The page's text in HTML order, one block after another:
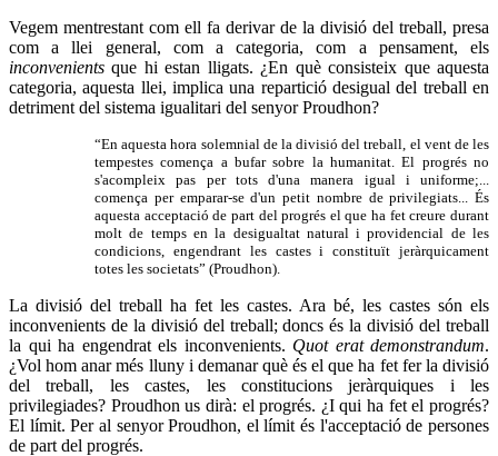
Vegem mentrestant com ell fa derivar de la divisió del treball, presa
com a llei general, com a categoria, com a pensament, els
inconvenients que hi estan lligats. ¿En què consisteix que aquesta
categoria, aquesta llei, implica una repartició desigual del treball en
detriment del sistema igualitari del senyor Proudhon?
“En aquesta hora solemnial de la divisió del treball, el vent de les
tempestes comença a bufar sobre la humanitat. El progrés no
s'acompleix pas per tots d'una manera igual i uniforme;...
comença per emparar-se d'un petit nombre de privilegiats... És
aquesta acceptació de part del progrés el que ha fet creure durant
molt de temps en la desigualtat natural i providencial de les
condicions, engendrant les castes i constituït jeràrquicament
totes les societats” (Proudhon).
La divisió del treball ha fet les castes. Ara bé, les castes són els
inconvenients de la divisió del treball; doncs és la divisió del treball
la qui ha engendrat els inconvenients. Quot erat demonstrandum.
¿Vol hom anar més lluny i demanar què és el que ha fet fer la divisió
del treball, les castes, les constitucions jeràrquiques i les
privilegiades? Proudhon us dirà: el progrés. ¿I qui ha fet el progrés?
El límit. Per al senyor Proudhon, el límit és l'acceptació de persones
de part del progrés.